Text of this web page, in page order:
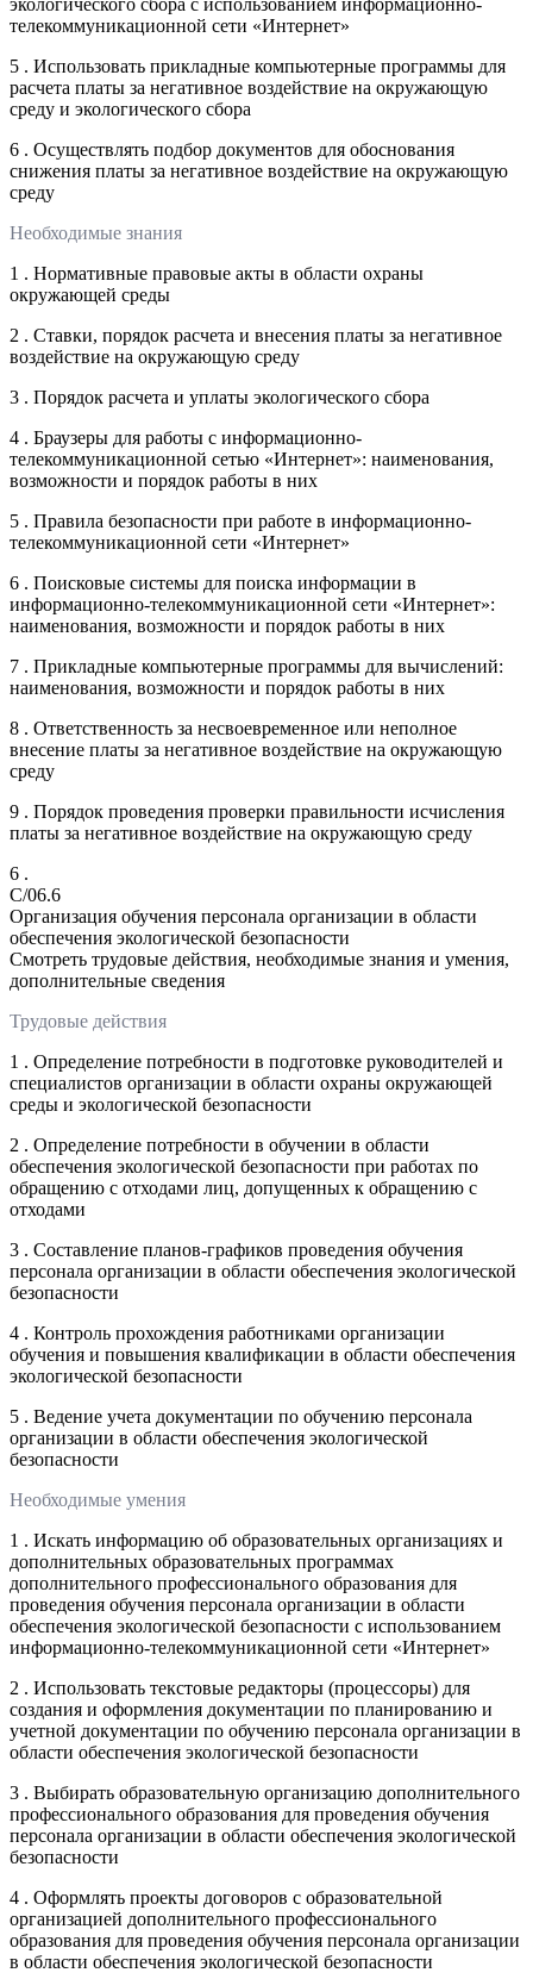
телекоммуникационной сети «Интернет»
5 . Использовать прикладные компьютерные программы для
расчета платы за негативное воздействие на окружающую
среду и экологического сбора
6 . Осуществлять подбор документов для обоснования
снижения платы за негативное воздействие на окружающую
среду
Необходимые знания
1 . Нормативные правовые акты в области охраны
окружающей среды
2 . Ставки, порядок расчета и внесения платы за негативное
воздействие на окружающую среду
3 . Порядок расчета и уплаты экологического сбора
4 . Браузеры для работы с информационно-
телекоммуникационной сетью «Интернет»: наименования,
возможности и порядок работы в них
5 . Правила безопасности при работе в информационно-
телекоммуникационной сети «Интернет»
6 . Поисковые системы для поиска информации в
информационно-телекоммуникационной сети «Интернет»:
наименования, возможности и порядок работы в них
7 . Прикладные компьютерные программы для вычислений:
наименования, возможности и порядок работы в них
8 . Ответственность за несвоевременное или неполное
внесение платы за негативное воздействие на окружающую
среду
9 . Порядок проведения проверки правильности исчисления
платы за негативное воздействие на окружающую среду
6 .
C/06.6
Организация обучения персонала организации в области
обеспечения экологической безопасности
Смотреть трудовые действия, необходимые знания и умения,
дополнительные сведения
Трудовые действия
1 . Определение потребности в подготовке руководителей и
специалистов организации в области охраны окружающей
среды и экологической безопасности
2 . Определение потребности в обучении в области
обеспечения экологической безопасности при работах по
обращению с отходами лиц, допущенных к обращению с
отходами
3 . Составление планов-графиков проведения обучения
персонала организации в области обеспечения экологической
безопасности
4 . Контроль прохождения работниками организации
обучения и повышения квалификации в области обеспечения
экологической безопасности
5 . Ведение учета документации по обучению персонала
организации в области обеспечения экологической
безопасности
Необходимые умения
1 . Искать информацию об образовательных организациях и
дополнительных образовательных программах
дополнительного профессионального образования для
проведения обучения персонала организации в области
обеспечения экологической безопасности с использованием
информационно-телекоммуникационной сети «Интернет»
2 . Использовать текстовые редакторы (процессоры) для
создания и оформления документации по планированию и
учетной документации по обучению персонала организации в
области обеспечения экологической безопасности
3 . Выбирать образовательную организацию дополнительного
профессионального образования для проведения обучения
персонала организации в области обеспечения экологической
безопасности
4 . Оформлять проекты договоров с образовательной
организацией дополнительного профессионального
образования для проведения обучения персонала организации
в области обеспечения экологической безопасности